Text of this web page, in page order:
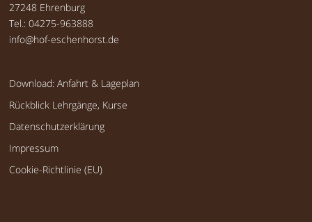
27248 Ehrenburg
Tel.: 04275-963888
info@hof-eschenhorst.de
Download: Anfahrt & Lageplan
Rückblick Lehrgänge, Kurse
Datenschutzerklärung
Impressum
Cookie-Richtlinie (EU)